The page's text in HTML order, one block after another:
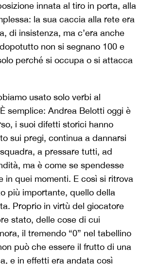
innata al tiro in porta, alla
la sua caccia alla rete era
di insistenza, ma c’era anche
non si segnano 100 e
perché si occupa o si attacca
usato solo verbi al
semplice: Andrea Belotti oggi è
i suoi difetti storici hanno
sui pregi, continua a dannarsi
a pressare tutti, ad
ma è come se spendesse
in quei momenti. E così si ritrova
più importante, quello della
Proprio in virtù del giocatore
stato, delle cose di cui
il tremendo “0” nel tabellino
può che essere il frutto di una
e in effetti era andata così